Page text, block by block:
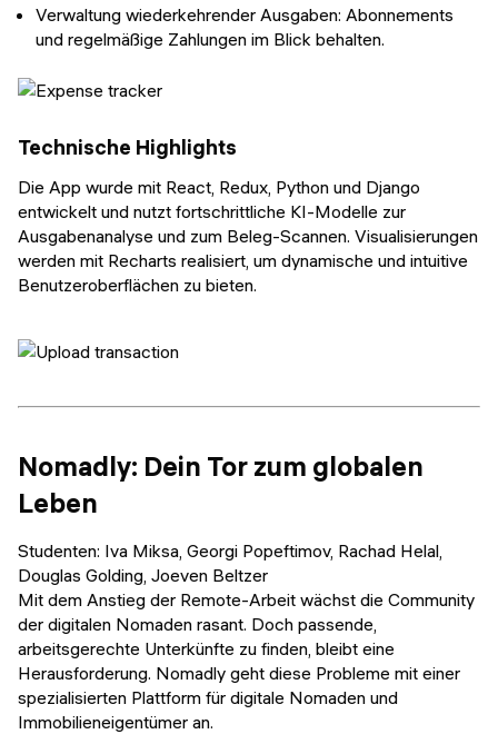
Verwaltung wiederkehrender Ausgaben: Abonnements
und regelmäßige Zahlungen im Blick behalten.
Technische Highlights
Die App wurde mit React, Redux, Python und Django
entwickelt und nutzt fortschrittliche KI-Modelle zur
Ausgabenanalyse und zum Beleg-Scannen. Visualisierungen
werden mit Recharts realisiert, um dynamische und intuitive
Benutzeroberflächen zu bieten.
Nomadly: Dein Tor zum globalen
Leben
Studenten: Iva Miksa, Georgi Popeftimov, Rachad Helal,
Douglas Golding, Joeven Beltzer
Mit dem Anstieg der Remote-Arbeit wächst die Community
der digitalen Nomaden rasant. Doch passende,
arbeitsgerechte Unterkünfte zu finden, bleibt eine
Herausforderung. Nomadly geht diese Probleme mit einer
spezialisierten Plattform für digitale Nomaden und
Immobilieneigentümer an.